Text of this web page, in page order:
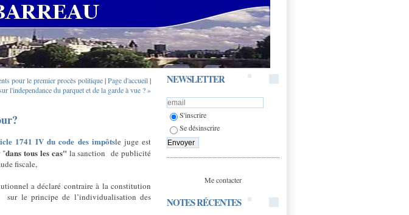
NEWSLETTER
S'inscrire
Se désinscrire
Me contacter
NOTES RÉCENTES
pour le premier procès politique|Page d'accueil|
l'independance du parquet et de la garde à vue ? »
1741 IV du code des impôtsle juge est
"dans tous les cas" la sanction de publicité
fiscale,
a déclaré contraire à la constitution
sur le principe de l’individualisation des